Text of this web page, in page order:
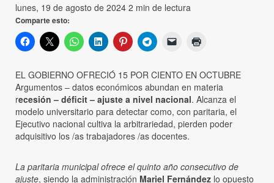
lunes, 19 de agosto de 2024 2 min de lectura
Comparte esto:
EL GOBIERNO OFRECIÓ 15 POR CIENTO EN OCTUBRE
Argumentos – datos económicos abundan en materia
recesión – déficit – ajuste a nivel nacional. Alcanza el
modelo universitario para detectar como, con paritaria, el
Ejecutivo nacional cultiva la arbitrariedad, pierden poder
adquisitivo los /as trabajadores /as docentes.
La paritaria municipal ofrece el quinto año consecutivo de
ajuste, siendo la administración Mariel Fernández lo opuesto